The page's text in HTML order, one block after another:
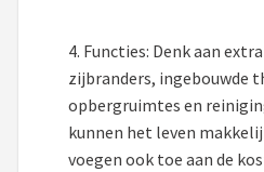
4. Functies: Denk aan
zijbranders, ingebouwde
opbergruimtes en
kunnen het leven
voegen ook toe aan de